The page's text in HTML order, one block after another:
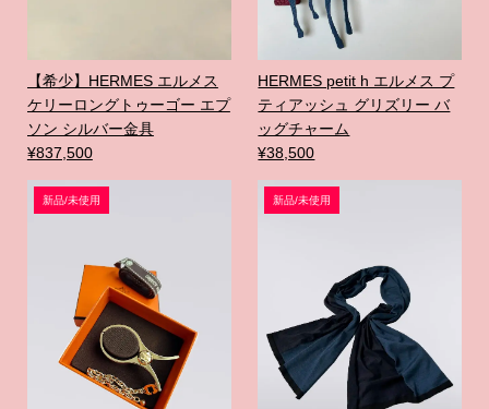
【希少】HERMES エルメス
ケリーロングトゥーゴー エプ
ソン シルバー金具
¥837,500
HERMES petit h エルメス プ
ティアッシュ グリズリー バ
ッグチャーム
¥38,500
新品/未使用 新品/未使用